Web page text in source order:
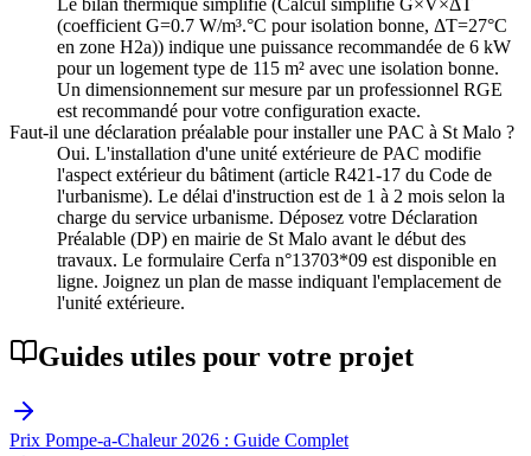
Le bilan thermique simplifié (Calcul simplifié G×V×ΔT
(coefficient G=0.7 W/m³.°C pour isolation bonne, ΔT=27°C
en zone H2a)) indique une puissance recommandée de 6 kW
pour un logement type de 115 m² avec une isolation bonne.
Un dimensionnement sur mesure par un professionnel RGE
est recommandé pour votre configuration exacte.
Faut-il une déclaration préalable pour installer une PAC à St Malo ?
Oui. L'installation d'une unité extérieure de PAC modifie
l'aspect extérieur du bâtiment (article R421-17 du Code de
l'urbanisme). Le délai d'instruction est de 1 à 2 mois selon la
charge du service urbanisme. Déposez votre Déclaration
Préalable (DP) en mairie de St Malo avant le début des
travaux. Le formulaire Cerfa n°13703*09 est disponible en
ligne. Joignez un plan de masse indiquant l'emplacement de
l'unité extérieure.
Guides utiles pour votre projet
Prix Pompe-a-Chaleur 2026 : Guide Complet